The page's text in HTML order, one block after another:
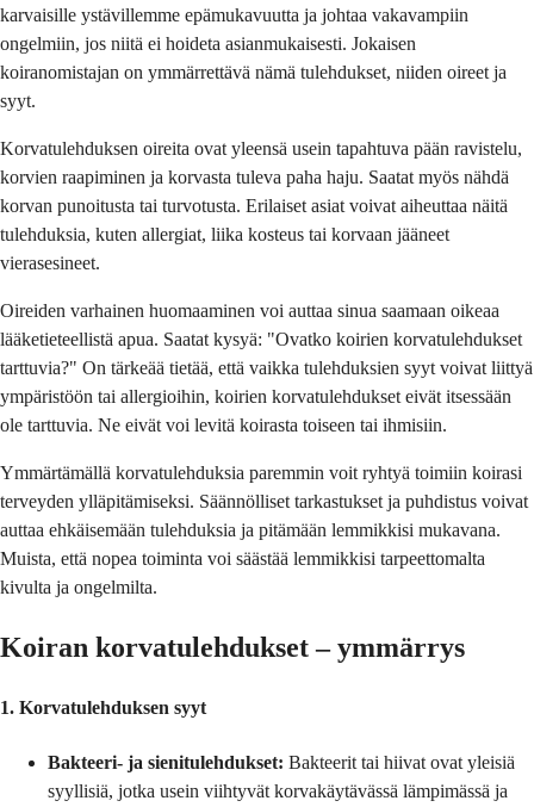
karvaisille ystävillemme epämukavuutta ja johtaa vakavampiin
ongelmiin, jos niitä ei hoideta asianmukaisesti. Jokaisen
koiranomistajan on ymmärrettävä nämä tulehdukset, niiden oireet ja
syyt.
Korvatulehduksen oireita ovat yleensä usein tapahtuva pään ravistelu,
korvien raapiminen ja korvasta tuleva paha haju. Saatat myös nähdä
korvan punoitusta tai turvotusta. Erilaiset asiat voivat aiheuttaa näitä
tulehduksia, kuten allergiat, liika kosteus tai korvaan jääneet
vierasesineet.
Oireiden varhainen huomaaminen voi auttaa sinua saamaan oikeaa
lääketieteellistä apua. Saatat kysyä: "Ovatko koirien korvatulehdukset
tarttuvia?" On tärkeää tietää, että vaikka tulehduksien syyt voivat liittyä
ympäristöön tai allergioihin, koirien korvatulehdukset eivät itsessään
ole tarttuvia. Ne eivät voi levitä koirasta toiseen tai ihmisiin.
Ymmärtämällä korvatulehduksia paremmin voit ryhtyä toimiin koirasi
terveyden ylläpitämiseksi. Säännölliset tarkastukset ja puhdistus voivat
auttaa ehkäisemään tulehduksia ja pitämään lemmikkisi mukavana.
Muista, että nopea toiminta voi säästää lemmikkisi tarpeettomalta
kivulta ja ongelmilta.
Koiran korvatulehdukset – ymmärrys
1. Korvatulehduksen syyt
Bakteeri- ja sienitulehdukset: Bakteerit tai hiivat ovat yleisiä
syyllisiä, jotka usein viihtyvät korvakäytävässä lämpimässä ja